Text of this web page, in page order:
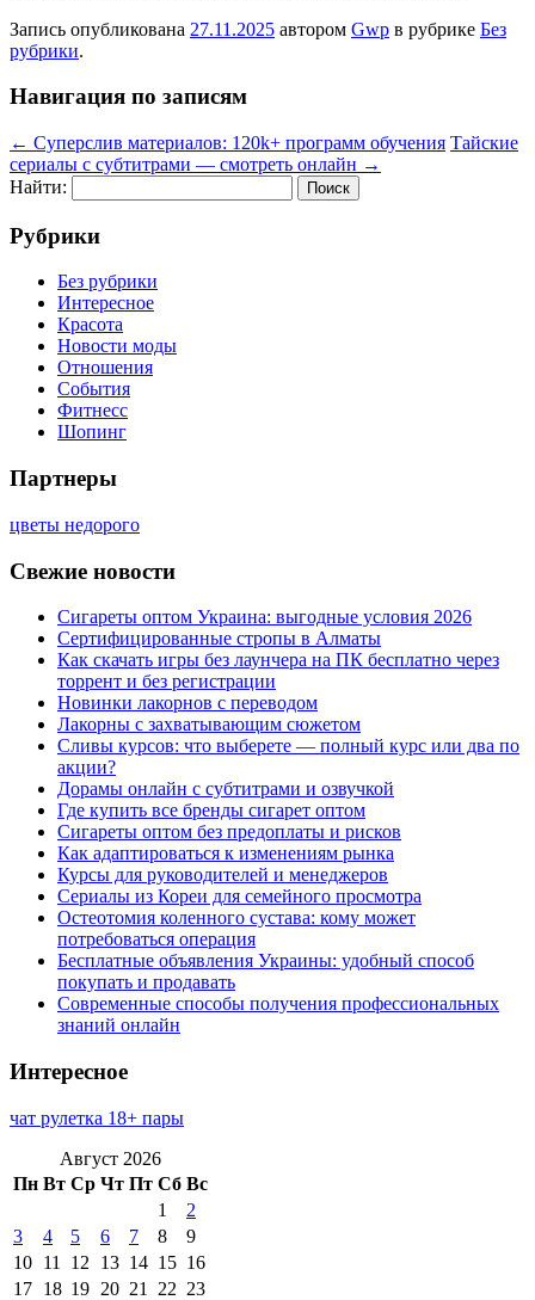
Запись опубликована 27.11.2025 автором Gwp в рубрике Без
рубрики.
Навигация по записям
← Суперслив материалов: 120k+ программ обучения Тайские
сериалы с субтитрами — смотреть онлайн →
Найти:
Рубрики
Без рубрики
Интересное
Красота
Новости моды
Отношения
События
Фитнесс
Шопинг
Партнеры
цветы недорого
Свежие новости
Сигареты оптом Украина: выгодные условия 2026
Сертифицированные стропы в Алматы
Как скачать игры без лаунчера на ПК бесплатно через
торрент и без регистрации
Новинки лакорнов с переводом
Лакорны с захватывающим сюжетом
Сливы курсов: что выберете — полный курс или два по
акции?
Дорамы онлайн с субтитрами и озвучкой
Где купить все бренды сигарет оптом
Сигареты оптом без предоплаты и рисков
Как адаптироваться к изменениям рынка
Курсы для руководителей и менеджеров
Сериалы из Кореи для семейного просмотра
Остеотомия коленного сустава: кому может
потребоваться операция
Бесплатные объявления Украины: удобный способ
покупать и продавать
Современные способы получения профессиональных
знаний онлайн
Интересное
чат рулетка 18+ пары
Август 2026
Пн Вт Ср Чт Пт Сб Вс
1
2
3
4 5 6 7 8
9
10 11 12 13 14 15 16
17 18 19 20 21 22 23